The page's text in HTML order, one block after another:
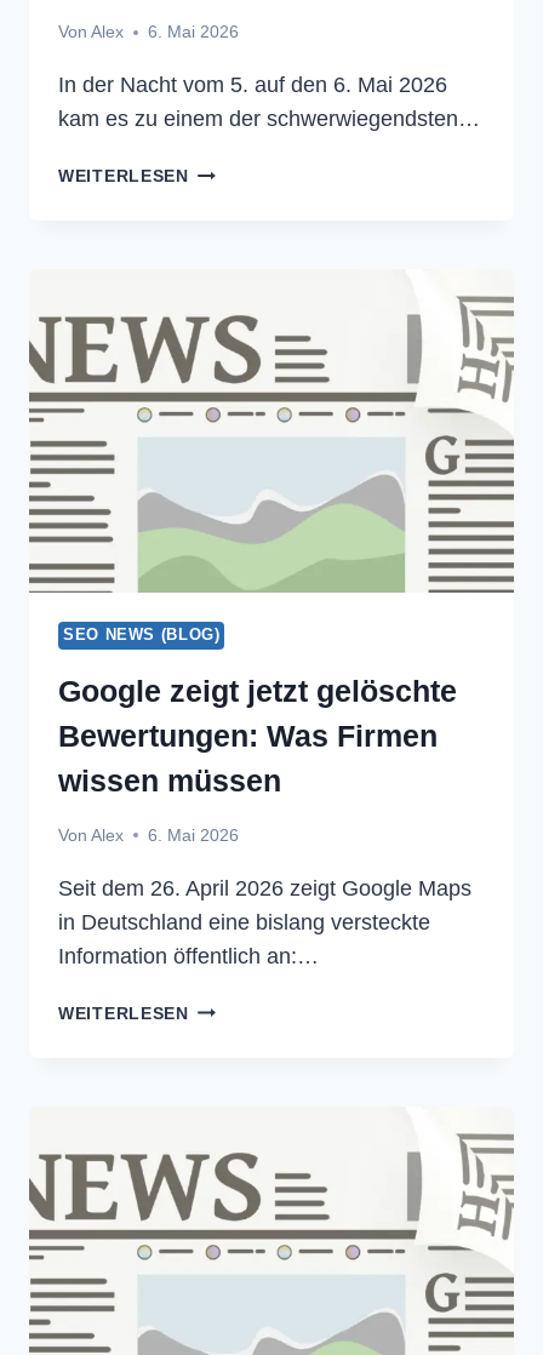
Von Alex 6. Mai 2026
In der Nacht vom 5. auf den 6. Mai 2026
kam es zu einem der schwerwiegendsten…
WEITERLESENDENIC
SEO NEWS (BLOG)
Google zeigt jetzt gelöschte
Bewertungen: Was Firmen
wissen müssen
Von Alex 6. Mai 2026
Seit dem 26. April 2026 zeigt Google Maps
in Deutschland eine bislang versteckte
Information öffentlich an:…
WEITERLESENGOOGLE
FIRMEN
WISSEN
MÜSSEN